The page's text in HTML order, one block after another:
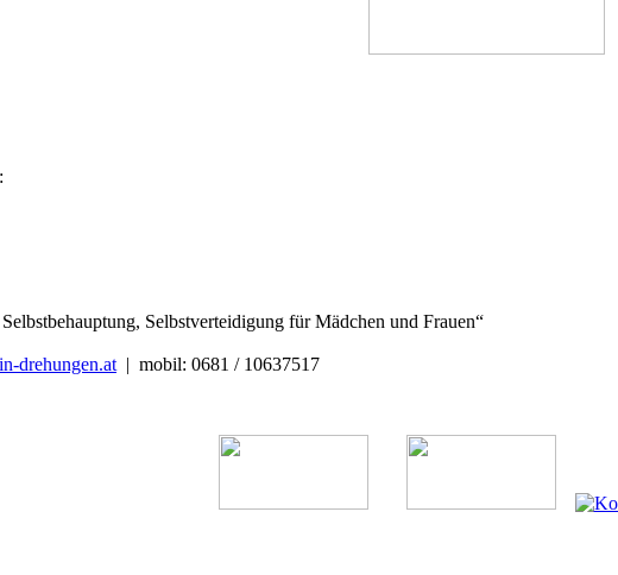
Selbstverteidigung für Mädchen und Frauen“
drehungen.at | mobil: 0681 / 10637517